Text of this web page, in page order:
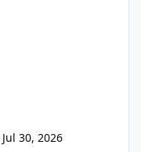
Jul 30, 2026